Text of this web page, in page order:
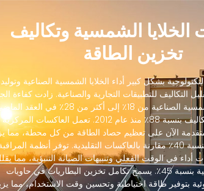
الخلايا الشمسية وتكاليف
تخزين الطاقة
بشكل كبير أداء الخلايا الشمسية الصناعية وتوليد
التكاليف للتطبيقات التجارية والصناعية. زادت كفاءة
التالي من الخلايا الشمسية الصناعية من 18٪ إلى أكثر من 28٪ في
بينما انخفضت التكاليف بنسبة 88٪ منذ عام 2012. تعمل العاكسات المركزية
الآن على تعظيم حصاد الطاقة من كل محطة، مما
من إخراج النظام بنسبة 40٪ مقارنة بالعاكسات التقليدية. توفر أنظمة
أداء في الوقت الفعلي وتنبيهات الصيانة التنبؤية، مما
التكاليف التشغيلية بنسبة 45٪. يسمح تكامل تخزين البطاريات في حاويات
بتوفير طاقة احتياطية وتحسين وقت الاستخدام، مما